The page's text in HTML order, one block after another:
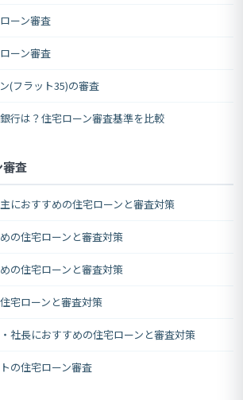
ーン審査
ーン審査
(フラット35)の審査
行は？住宅ローン審査基準を比較
審査
におすすめの住宅ローンと審査対策
の住宅ローンと審査対策
の住宅ローンと審査対策
宅ローンと審査対策
社長におすすめの住宅ローンと審査対策
の住宅ローン審査